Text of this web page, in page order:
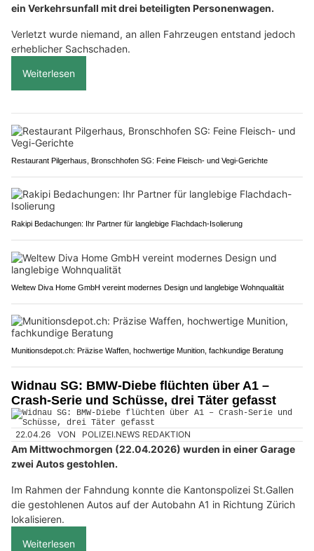
ein Verkehrsunfall mit drei beteiligten Personenwagen.
Verletzt wurde niemand, an allen Fahrzeugen entstand jedoch
erheblicher Sachschaden.
Weiterlesen
Restaurant Pilgerhaus, Bronschhofen SG: Feine Fleisch- und Vegi-Gerichte
Rakipi Bedachungen: Ihr Partner für langlebige Flachdach-Isolierung
Weltew Diva Home GmbH vereint modernes Design und langlebige Wohnqualität
Munitionsdepot.ch: Präzise Waffen, hochwertige Munition, fachkundige Beratung
Widnau SG: BMW-Diebe flüchten über A1 –
Crash-Serie und Schüsse, drei Täter gefasst
22.04.26 VON POLIZEI.NEWS REDAKTION
Am Mittwochmorgen (22.04.2026) wurden in einer Garage
zwei Autos gestohlen.
Im Rahmen der Fahndung konnte die Kantonspolizei St.Gallen
die gestohlenen Autos auf der Autobahn A1 in Richtung Zürich
lokalisieren.
Weiterlesen